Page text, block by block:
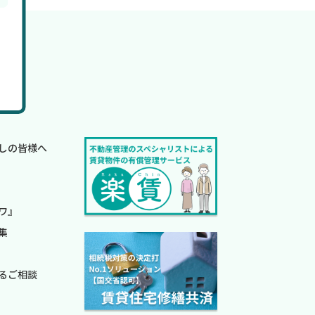
の皆様へ
』
ご相談